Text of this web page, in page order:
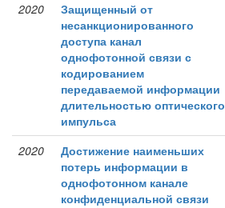
2020
Защищенный от
несанкционированного
доступа канал
однофотонной связи с
кодированием
передаваемой информации
длительностью оптического
импульса
2020
Достижение наименьших
потерь информации в
однофотонном канале
конфиденциальной связи